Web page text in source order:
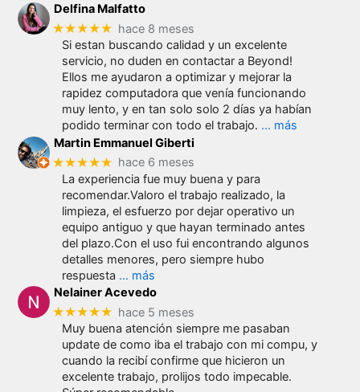
Delfina Malfatto
★★★★★ hace 8 meses
Si estan buscando calidad y un excelente
servicio, no duden en contactar a Beyond!
Ellos me ayudaron a optimizar y mejorar la
rapidez computadora que venía funcionando
muy lento, y en tan solo solo 2 días ya habían
podido terminar con todo el trabajo. … más
Martin Emmanuel Giberti
★★★★★ hace 6 meses
La experiencia fue muy buena y para
recomendar.Valoro el trabajo realizado, la
limpieza, el esfuerzo por dejar operativo un
equipo antiguo y que hayan terminado antes
del plazo.Con el uso fui encontrando algunos
detalles menores, pero siempre hubo
respuesta … más
Nelainer Acevedo
★★★★★ hace 5 meses
Muy buena atención siempre me pasaban
update de como iba el trabajo con mi compu, y
cuando la recibí confirme que hicieron un
excelente trabajo, prolijos todo impecable.